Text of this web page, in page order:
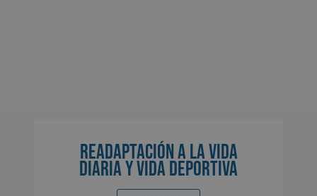
Readaptación a la vida
diaria y vida deportiva